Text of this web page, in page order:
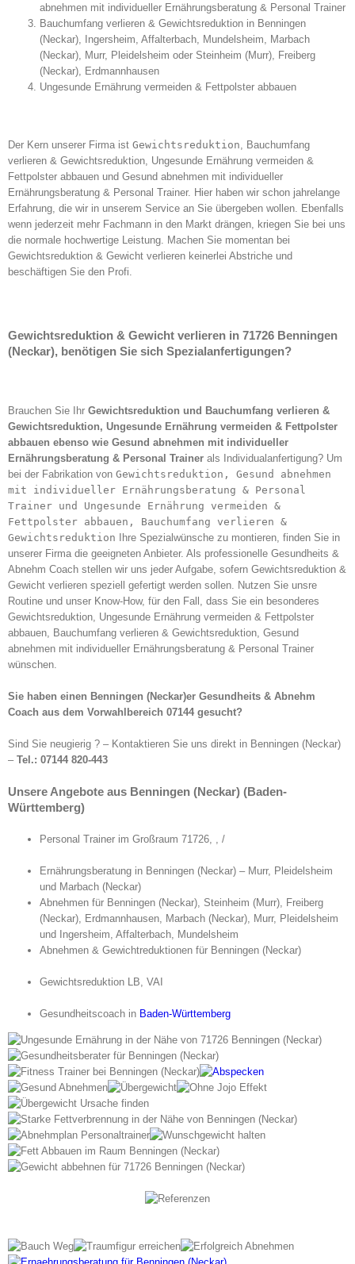
abnehmen mit individueller Ernährungsberatung & Personal Trainer
Bauchumfang verlieren & Gewichtsreduktion in Benningen
(Neckar), Ingersheim, Affalterbach, Mundelsheim, Marbach
(Neckar), Murr, Pleidelsheim oder Steinheim (Murr), Freiberg
(Neckar), Erdmannhausen
Ungesunde Ernährung vermeiden & Fettpolster abbauen
Der Kern unserer Firma ist Gewichtsreduktion , Bauchumfang
verlieren & Gewichtsreduktion, Ungesunde Ernährung vermeiden &
Fettpolster abbauen und Gesund abnehmen mit individueller
Ernährungsberatung & Personal Trainer. Hier haben wir schon jahrelange
Erfahrung, die wir in unserem Service an Sie übergeben wollen. Ebenfalls
wenn jederzeit mehr Fachmann in den Markt drängen, kriegen Sie bei uns
die normale hochwertige Leistung. Machen Sie momentan bei
Gewichtsreduktion & Gewicht verlieren keinerlei Abstriche und
beschäftigen Sie den Profi.
Gewichtsreduktion & Gewicht verlieren in 71726 Benningen
(Neckar), benötigen Sie sich Spezialanfertigungen?
Brauchen Sie Ihr Gewichtsreduktion und Bauchumfang verlieren &
Gewichtsreduktion, Ungesunde Ernährung vermeiden & Fettpolster
abbauen ebenso wie Gesund abnehmen mit individueller
Ernährungsberatung & Personal Trainer als Individualanfertigung? Um
bei der Fabrikation von Gewichtsreduktion, Gesund abnehmen
mit individueller Ernährungsberatung & Personal
Trainer und Ungesunde Ernährung vermeiden &
Fettpolster abbauen, Bauchumfang verlieren &
Gewichtsreduktion Ihre Spezialwünsche zu montieren, finden Sie in
unserer Firma die geeigneten Anbieter. Als professionelle Gesundheits &
Abnehm Coach stellen wir uns jeder Aufgabe, sofern Gewichtsreduktion &
Gewicht verlieren speziell gefertigt werden sollen. Nutzen Sie unsre
Routine und unser Know-How, für den Fall, dass Sie ein besonderes
Gewichtsreduktion, Ungesunde Ernährung vermeiden & Fettpolster
abbauen, Bauchumfang verlieren & Gewichtsreduktion, Gesund
abnehmen mit individueller Ernährungsberatung & Personal Trainer
wünschen.
Sie haben einen Benningen (Neckar)er Gesundheits & Abnehm
Coach aus dem Vorwahlbereich 07144 gesucht?
Sind Sie neugierig ? – Kontaktieren Sie uns direkt in Benningen (Neckar)
– Tel.: 07144 820-443
Unsere Angebote aus Benningen (Neckar) (Baden-
Württemberg)
Personal Trainer im Großraum 71726, , /
Ernährungsberatung in Benningen (Neckar) – Murr, Pleidelsheim
und Marbach (Neckar)
Abnehmen für Benningen (Neckar), Steinheim (Murr), Freiberg
(Neckar), Erdmannhausen, Marbach (Neckar), Murr, Pleidelsheim
und Ingersheim, Affalterbach, Mundelsheim
Abnehmen & Gewichtreduktionen für Benningen (Neckar)
Gewichtsreduktion LB, VAI
Gesundheitscoach in Baden-Württemberg